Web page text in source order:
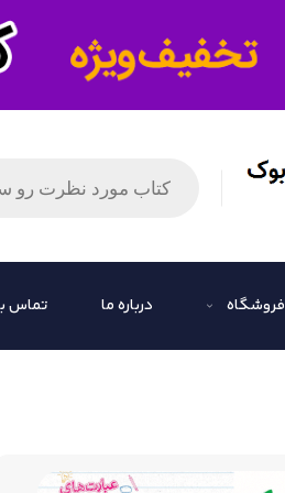
فروشگاه درباره ما تماس